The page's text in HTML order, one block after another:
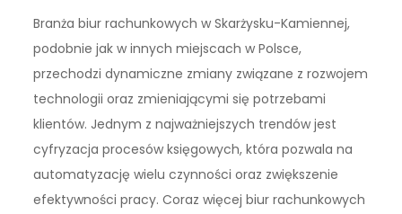
Branża biur rachunkowych w Skarżysku-Kamiennej,
podobnie jak w innych miejscach w Polsce,
przechodzi dynamiczne zmiany związane z rozwojem
technologii oraz zmieniającymi się potrzebami
klientów. Jednym z najważniejszych trendów jest
cyfryzacja procesów księgowych, która pozwala na
automatyzację wielu czynności oraz zwiększenie
efektywności pracy. Coraz więcej biur rachunkowych